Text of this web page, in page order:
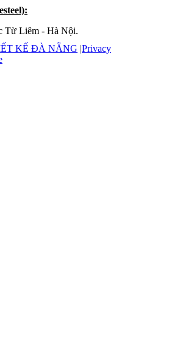
Từ Liêm - Hà Nội.
KẾ ĐÀ NẴNG |Privacy